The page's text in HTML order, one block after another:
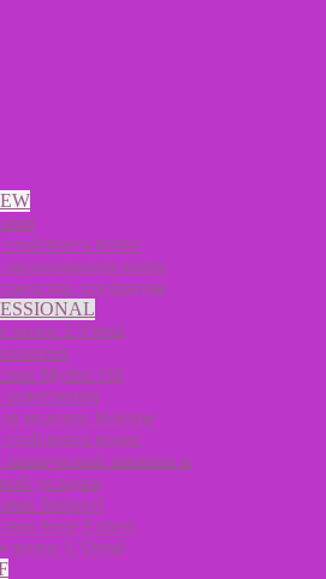
стайлинга волос
окрашивания волос
для бритья
волос L’Oreal
Mythic Oil
осветления
мужчин Homme
стайлинга волос
химической завивки и
укладки
Serioxyl
Serie Expert
волос L’Oreal